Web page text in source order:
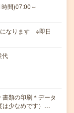
間)07:00～
なります ※即日
代
類の印刷＊データ
は少なめです）…